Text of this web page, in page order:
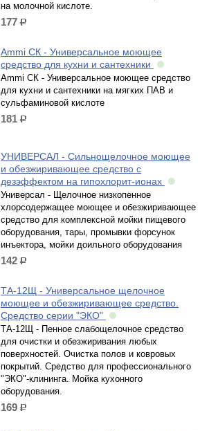
на молочной кислоте.
177 р.
Ammi СК - Универсальное моющее
средство для кухни и сантехники
Ammi СК - Универсальное моющее средство
для кухни и сантехники на мягких ПАВ и
сульфаминовой кислоте
181 р.
УНИВЕРСАЛ - Сильнощелочное моющее
и обезжиривающее средство с
дезэффектом на гипохлорит-ионах
Универсал - Щелочное низкопенное
хлорсодержащее моющее и обезжиривающее
средство для комплексной мойки пищевого
оборудования, тары, промывки форсунок
инъектора, мойки доильного оборудования
142 р.
ТА-12Щ - Универсальное щелочное
моющее и обезжиривающее средство.
Средство серии "ЭКО"
ТА-12Щ - Пенное слабощелочное средство
для очистки и обезжиривания любых
поверхностей. Очистка полов и ковровых
покрытий. Средство для профессионального
"ЭКО"-клининга. Мойка кухонного
оборудования.
169 р.